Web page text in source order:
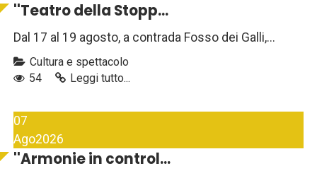
''Teatro della Stopp...
Dal 17 al 19 agosto, a contrada Fosso dei Galli,...
Cultura e spettacolo
54
Leggi tutto...
07
Ago2026
''Armonie in control...